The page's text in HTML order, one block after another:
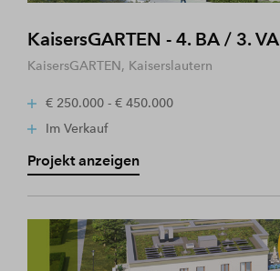
KaisersGARTEN - 4. BA / 3. VA
KaisersGARTEN, Kaiserslautern
€ 250.000 - € 450.000
Im Verkauf
Projekt anzeigen